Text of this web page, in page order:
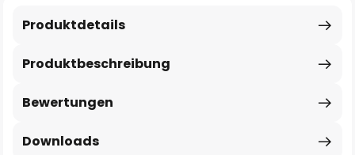
Produktbeschreibung
Produktdetails
Bewertungen
Downloads